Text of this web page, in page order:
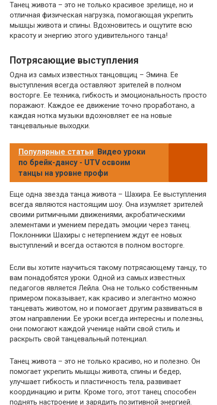
Танец живота – это не только красивое зрелище, но и
отличная физическая нагрузка, помогающая укрепить
мышцы живота и спины. Вдохновитесь и ощутите всю
красоту и энергию этого удивительного танца!
Потрясающие выступления
Одна из самых известных танцовщиц – Эмина. Ее
выступления всегда оставляют зрителей в полном
восторге. Ее техника, гибкость и эмоциональность просто
поражают. Каждое ее движение точно проработано, а
каждая нотка музыки вдохновляет ее на новые
танцевальные выходки.
Популярные статьи Видео уроки
по брейк-дансу - UTV освоим
танцы на уровне профи
Еще одна звезда танца живота – Шахира. Ее выступления
всегда являются настоящим шоу. Она изумляет зрителей
своими ритмичными движениями, акробатическими
элементами и умением передать эмоции через танец.
Поклонники Шахиры с нетерпением ждут ее новых
выступлений и всегда остаются в полном восторге.
Если вы хотите научиться такому потрясающему танцу, то
вам понадобятся уроки. Одной из самых известных
педагогов является Лейла. Она не только собственным
примером показывает, как красиво и элегантно можно
танцевать животом, но и помогает другим развиваться в
этом направлении. Ее уроки всегда интересны и полезны,
они помогают каждой ученице найти свой стиль и
раскрыть свой танцевальный потенциал.
Танец живота – это не только красиво, но и полезно. Он
помогает укрепить мышцы живота, спины и бедер,
улучшает гибкость и пластичность тела, развивает
координацию и ритм. Кроме того, этот танец способен
поднять настроение и зарядить позитивной энергией.